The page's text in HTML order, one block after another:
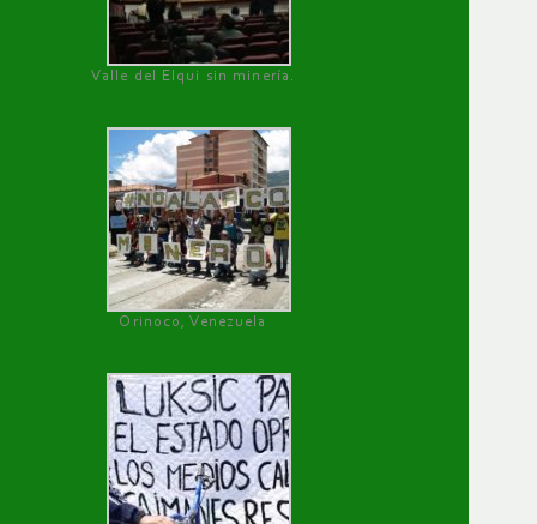
Valle del Elqui sin minería.
Orinoco, Venezuela